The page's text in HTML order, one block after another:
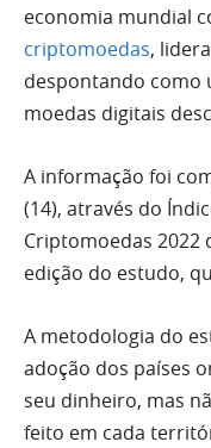
economia mundial
criptomoedas,
despontando como
moedas digitais
A informação foi
(14), através do
Criptomoedas 2022
edição do estudo,
A metodologia do
adoção dos países
seu dinheiro, mas
feito em cada